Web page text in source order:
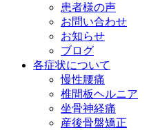
患者様の声
お問い合わせ
お知らせ
ブログ
各症状について
慢性腰痛
椎間板ヘルニア
坐骨神経痛
産後骨盤矯正